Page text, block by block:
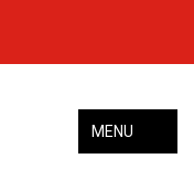
MENU